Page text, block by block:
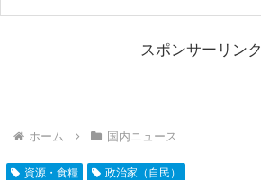
スポンサーリンク
ホーム 国内ニュース
資源・食糧 政治家（自民）